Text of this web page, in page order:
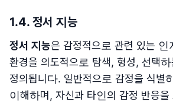
1.4. 정서 지능
정서 지능은 감정적으로 관련 있는 인
환경을 의도적으로 탐색, 형성, 선택
정의됩니다. 일반적으로 감정을 식별
이해하며, 자신과 타인의 감정 반응을